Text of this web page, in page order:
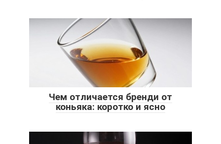
Чем отличается бренди от
коньяка: коротко и ясно